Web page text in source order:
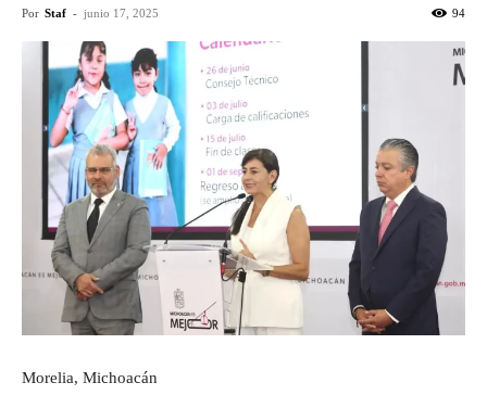
Por Staf - junio 17, 2025 94
Morelia, Michoacán